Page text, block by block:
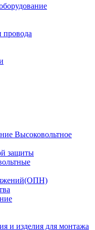
провода
Высоковольтное
защиты